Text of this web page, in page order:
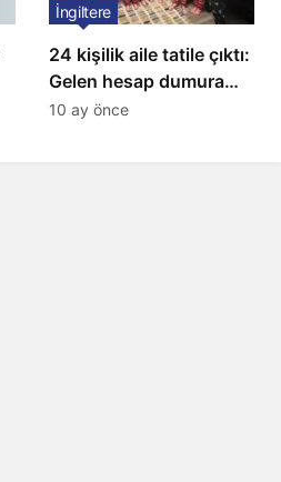
24 kişilik aile tatile çıktı:
Gelen hesap dumura
uğrattı
İngiltere
10 ay önce